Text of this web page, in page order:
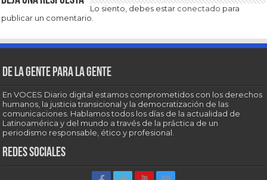
Lo siento, debes estar conectado para
publicar un comentario.
De la gente para la gente
En VOCES Diario digital estamos comprometidos con los derechos
humanos, la justicia transicional y la democratización de las
comunicaciones. Hablamos todos los días de la actualidad de
Latinoamérica y del mundo a través de la práctica de un
periodismo responsable, ético y profesional.
Redes sociales